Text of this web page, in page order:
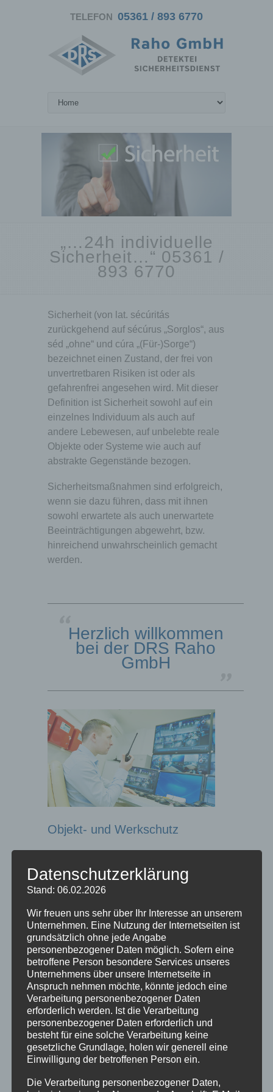
TELEFON 05361 / 893 6770
„…24h individuelle
Sicherheit…“ 05361 /
893 6770
Sicherheit (von lat. sécúritás
zurückgehend auf sécúrus „Sorglos“, aus
séd „ohne“ und cúra „(Für-)Sorge“)
bezeichnet einen Zustand, der frei von
unvertretbaren Risiken ist oder als
gefahrenfrei angesehen wird. Mit dieser
Definition ist Sicherheit sowohl auf ein
einzelnes Individuum als auch auf
andere Lebewesen, auf unbelebte reale
Objekte oder Systeme wie auch auf
abstrakte Gegenstände bezogen.
Sicherheitsmaßnahmen sind erfolgreich,
wenn sie dazu führen, dass mit ihnen
sowohl erwartete als auch unerwartete
Beeinträchtigungen abgewehrt, bzw.
hinreichend unwahrscheinlich gemacht
werden.
Herzlich willkommen
bei der DRS Raho
GmbH
Objekt- und Werkschutz
begrenzt oder im 12/24 Stundendienst
sichern und kontrollieren erfahrene und
Ihr Gelände und Gebäude.
Brandschutz- Helfer
Laut Arbeitsschutzgesetz § 10 sollten
Datenschutzerklärung
Stand: 06.02.2026
Wir freuen uns sehr über Ihr Interesse an unserem
Unternehmen. Eine Nutzung der Internetseiten ist
grundsätzlich ohne jede Angabe
personenbezogener Daten möglich. Sofern eine
betroffene Person besondere Services unseres
Unternehmens über unsere Internetseite in
Anspruch nehmen möchte, könnte jedoch eine
Verarbeitung personenbezogener Daten
erforderlich werden. Ist die Verarbeitung
personenbezogener Daten erforderlich und
besteht für eine solche Verarbeitung keine
gesetzliche Grundlage, holen wir generell eine
Einwilligung der betroffenen Person ein.
Die Verarbeitung personenbezogener Daten,